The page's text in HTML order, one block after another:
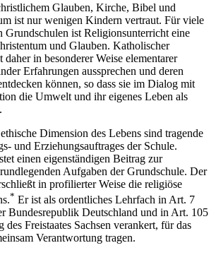
Glauben, Kirche, Bibel und
ist nur wenigen Kindern vertraut. Für viele
Grundschulen ist Religionsunterricht eine
und Glauben. Katholischer
in besonderer Weise elementarer
Erfahrungen aussprechen und deren
können, so dass sie im Dialog mit
die Umwelt und ihr eigenes Leben als
Dimension des Lebens sind tragende
und Erziehungsauftrages der Schule.
einen eigenständigen Beitrag zur
Aufgaben der Grundschule. Der
in profilierter Weise die religiöse
* Er ist als ordentliches Lehrfach in Art. 7
Bundesrepublik Deutschland und in Art. 105
des Freistaates Sachsen verankert, für das
Verantwortung tragen.